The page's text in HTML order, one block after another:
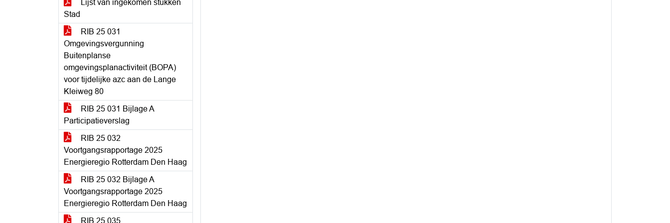
Lijst van ingekomen stukken
Stad
RIB 25 031
Omgevingsvergunning
Buitenplanse
omgevingsplanactiviteit (BOPA)
voor tijdelijke azc aan de Lange
Kleiweg 80
RIB 25 031 Bijlage A
Participatieverslag
RIB 25 032
Voortgangsrapportage 2025
Energieregio Rotterdam Den Haag
RIB 25 032 Bijlage A
Voortgangsrapportage 2025
Energieregio Rotterdam Den Haag
RIB 25 035